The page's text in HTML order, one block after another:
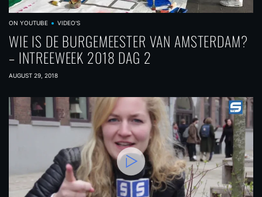
ON YOUTUBE VIDEO'S
WIE IS DE BURGEMEESTER VAN AMSTERDAM?
– INTREEWEEK 2018 DAG 2
AUGUST 29, 2018